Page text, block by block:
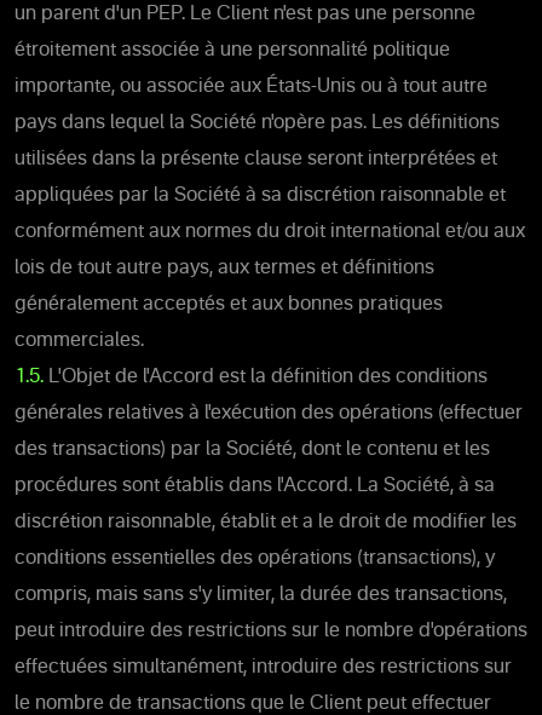
un parent d'un PEP. Le Client n'est pas une personne
étroitement associée à une personnalité politique
importante, ou associée aux États-Unis ou à tout autre
pays dans lequel la Société n'opère pas. Les définitions
utilisées dans la présente clause seront interprétées et
appliquées par la Société à sa discrétion raisonnable et
conformément aux normes du droit international et/ou aux
lois de tout autre pays, aux termes et définitions
généralement acceptés et aux bonnes pratiques
commerciales.
1.5. L'Objet de l'Accord est la définition des conditions
générales relatives à l'exécution des opérations (effectuer
des transactions) par la Société, dont le contenu et les
procédures sont établis dans l'Accord. La Société, à sa
discrétion raisonnable, établit et a le droit de modifier les
conditions essentielles des opérations (transactions), y
compris, mais sans s'y limiter, la durée des transactions,
peut introduire des restrictions sur le nombre d'opérations
effectuées simultanément, introduire des restrictions sur
le nombre de transactions que le Client peut effectuer